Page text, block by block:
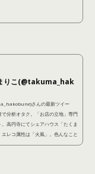
りこ(@takuma_hak
さんの最新ツイー
分析オタク。「お店の立地」専門
高円寺にてシェアハウス「たくま
レコ属性は「火風」。色んなこと
で結局本質的にやっているのは同